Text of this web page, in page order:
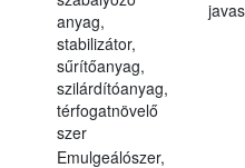
anyag,
stabilizátor,
sűrítőanyag,
szilárdítóanyag,
térfogatnövelő
szer
Emulgeálószer,